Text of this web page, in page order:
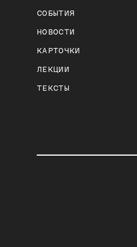
СОБЫТИЯ
НОВОСТИ
КАРТОЧКИ
ЛЕКЦИИ
ТЕКСТЫ